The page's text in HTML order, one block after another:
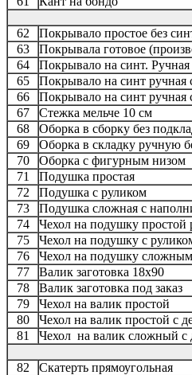
62
Покрывало простое без
63
Покрывала готовое
64
Покрывало на синт. Ручная
65
Покрывало на синт
66
Покрывало на синт ручная
67
Стежка мельче 10 см
68
Оборка в сборку без
69
Оборка в складку ручную
70
Оборка с фигурным низом
71
Подушка простая
72
Подушка с руликом
73
Подушка сложная с
74
Чехол на подушку простой
75
Чехол на подушку с
76
Чехол на подушку
77
Валик заготовка 18х90
78
Валик заготовка под заказ
79
Чехол на валик простой
80
Чехол на валик простой с
81
Чехол на валик сложный с
82
Скатерть прямоугольная